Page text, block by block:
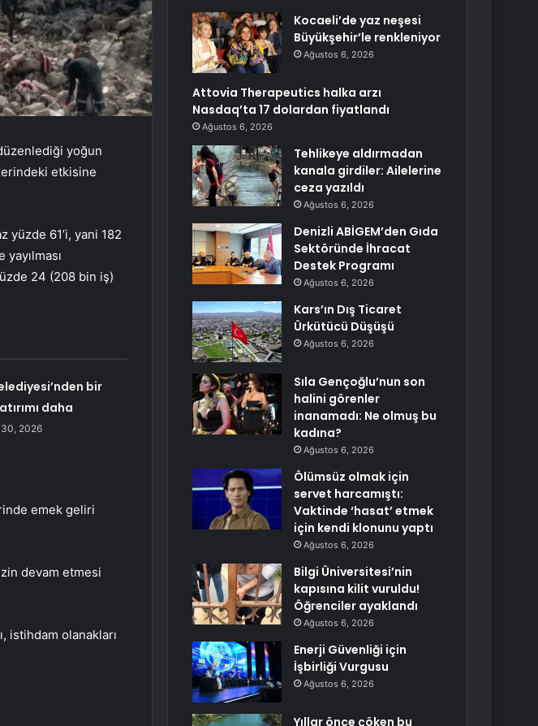
yoğun
etkisine
yüzde 61’i, yani 182
24 (208 bin iş)
bir
daha
2026
emek geliri
devam etmesi
istihdam olanakları
Kocaeli’de yaz neşesi
Büyükşehir’le renkleniyor
Ağustos 6, 2026
Attovia Therapeutics halka arzı
Nasdaq’ta 17 dolardan fiyatlandı
Ağustos 6, 2026
Tehlikeye aldırmadan
kanala girdiler: Ailelerine
ceza yazıldı
Ağustos 6, 2026
Denizli ABİGEM’den Gıda
Sektöründe İhracat
Destek Programı
Ağustos 6, 2026
Kars’ın Dış Ticaret
Ürkütücü Düşüşü
Ağustos 6, 2026
Sıla Gençoğlu’nun son
halini görenler
inanamadı: Ne olmuş bu
kadına?
Ağustos 6, 2026
Ölümsüz olmak için
servet harcamıştı:
Vaktinde ‘hasat’ etmek
için kendi klonunu yaptı
Ağustos 6, 2026
Bilgi Üniversitesi’nin
kapısına kilit vuruldu!
Öğrenciler ayaklandı
Ağustos 6, 2026
Enerji Güvenliği için
İşbirliği Vurgusu
Ağustos 6, 2026
Yıllar önce çöken bu